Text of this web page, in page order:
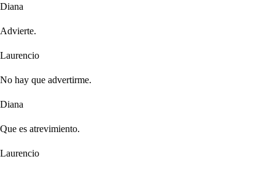
Diana
Advierte.
Laurencio
No hay que advertirme.
Diana
Que es atrevimiento.
Laurencio